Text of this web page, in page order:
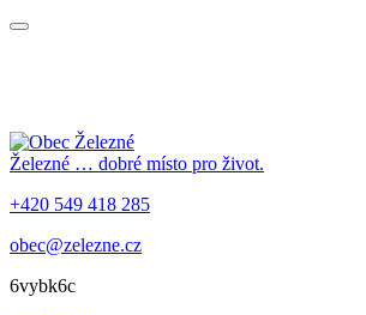
Železné … dobré místo pro život.
+420 549 418 285
obec@zelezne.cz
6vybk6c